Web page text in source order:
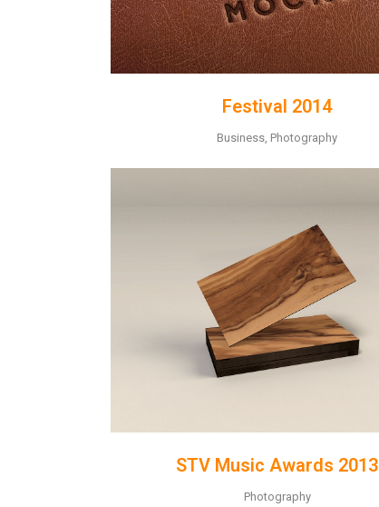
Festival 2014
Business, Photography
ZOOM VIEW
STV Music Awards 2013
Photography